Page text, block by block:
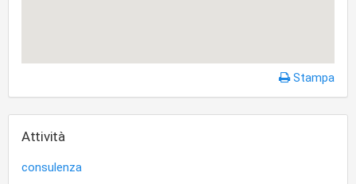
Stampa
Attività
consulenza